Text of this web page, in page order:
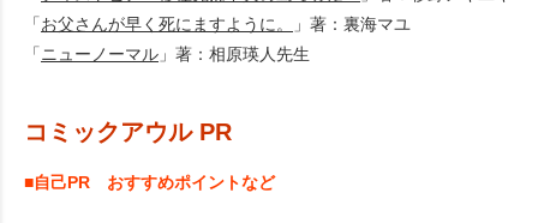
「お父さんが早く死にますように。
」著：裏海マユ
「ニューノーマル 」著：相原瑛人先生
コミックアウル PR
■自己PR おすすめポイントなど